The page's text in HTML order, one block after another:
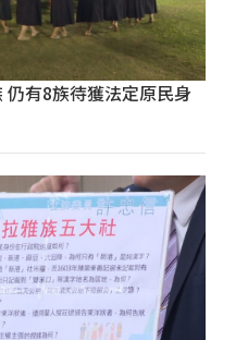
仍有8族待獲法定原民身